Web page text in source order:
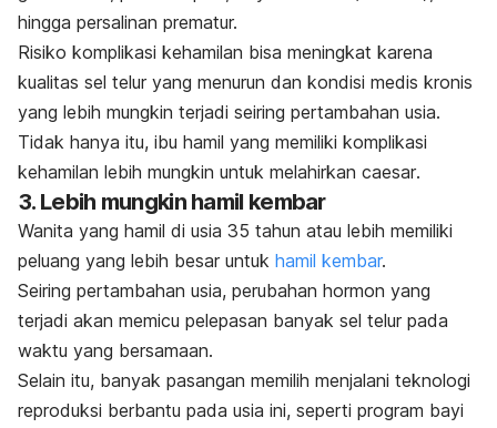
hingga persalinan prematur.
Risiko komplikasi kehamilan bisa meningkat karena
kualitas sel telur yang menurun dan kondisi medis kronis
yang lebih mungkin terjadi seiring pertambahan usia.
Tidak hanya itu, ibu hamil yang memiliki komplikasi
kehamilan lebih mungkin untuk melahirkan caesar.
3. Lebih mungkin hamil kembar
Wanita yang hamil di usia 35 tahun atau lebih memiliki
peluang yang lebih besar untuk hamil kembar.
Seiring pertambahan usia, perubahan hormon yang
terjadi akan memicu pelepasan banyak sel telur pada
waktu yang bersamaan.
Selain itu, banyak pasangan memilih menjalani teknologi
reproduksi berbantu pada usia ini, seperti program bayi